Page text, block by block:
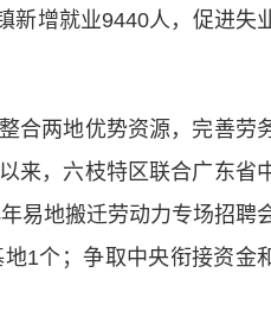
新增就业9440人，促进失
两地优势资源，完善劳
来，六枝特区联合广东省
易地搬迁劳动力专场招聘
1个；争取中央衔接资金